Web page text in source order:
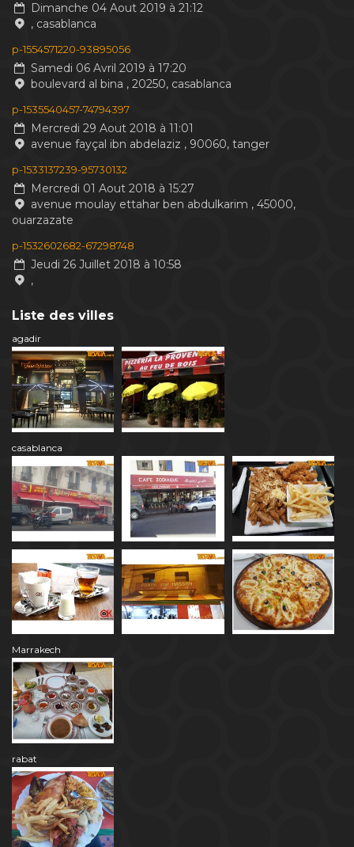
Dimanche 04 Aout 2019 à 21:12
, casablanca
p-1554571220-93895056
Samedi 06 Avril 2019 à 17:20
boulevard al bina , 20250, casablanca
p-1535540457-74794397
Mercredi 29 Aout 2018 à 11:01
avenue fayçal ibn abdelaziz , 90060, tanger
p-1533137239-95730132
Mercredi 01 Aout 2018 à 15:27
avenue moulay ettahar ben abdulkarim , 45000,
ouarzazate
p-1532602682-67298748
Jeudi 26 Juillet 2018 à 10:58
,
Liste des villes
agadir
casablanca
Marrakech
rabat